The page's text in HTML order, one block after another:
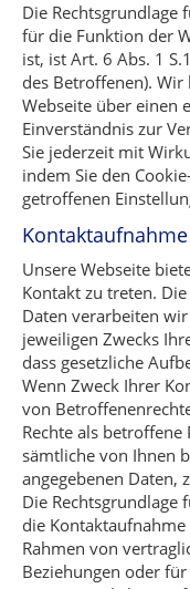
Die Rechtsgrundlage
für die Funktion der
ist, ist Art. 6 Abs. 1
des Betroffenen).
Webseite über einen
Einverständnis zur
Sie jederzeit mit
indem Sie den
getroffenen
Kontaktaufnahme
Unsere Webseite
Kontakt zu treten.
Daten verarbeiten
jeweiligen Zwecks
dass gesetzliche
Wenn Zweck Ihrer
von
Rechte als betroffene
sämtliche von Ihnen
angegebenen Daten,
Die Rechtsgrundlage
die
Rahmen von
Beziehungen oder